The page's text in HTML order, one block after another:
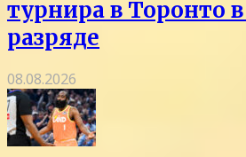
турнира в Торонто
разряде
08.08.2026